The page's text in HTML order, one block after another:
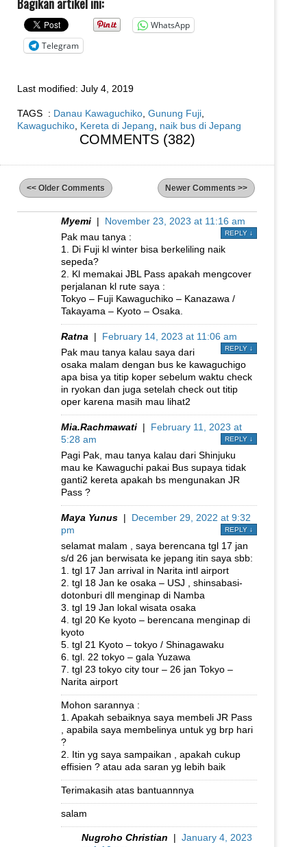
WhatsApp
Telegram
Last modified: July 4, 2019
TAGS : Danau Kawaguchiko Gunung Fuji
Kawaguchiko Kereta di Jepang naik bus di Jepang
COMMENTS (382)
<< Older Comments Newer Comments >>
Myemi | November 23, 2023 at 11:16 am
REPLY ↓
Pak mau tanya :
1. Di Fuji kl winter bisa berkeliling naik
sepeda?
2. Kl memakai JBL Pass apakah mengcover
perjalanan kl rute saya :
Tokyo – Fuji Kawaguchiko – Kanazawa /
Takayama – Kyoto – Osaka.
Ratna | February 14, 2023 at 11:06 am
REPLY ↓
Pak mau tanya kalau saya dari
osaka malam dengan bus ke kawaguchigo
apa bisa ya titip koper sebelum waktu check
in ryokan dan juga setelah check out titip
oper karena masih mau lihat2
Mia.Rachmawati | February 11, 2023 at
5:28 am
REPLY ↓
Pagi Pak, mau tanya kalau dari Shinjuku
mau ke Kawaguchi pakai Bus supaya tidak
ganti2 kereta apakah bs mengunakan JR
Pass ?
Maya Yunus | December 29, 2022 at 9:32
pm
REPLY ↓
selamat malam , saya berencana tgl 17 jan
s/d 26 jan berwisata ke jepang itin saya sbb:
1. tgl 17 Jan arrival in Narita intl airport
2. tgl 18 Jan ke osaka – USJ , shinsabasi-
dotonburi dll menginap di Namba
3. tgl 19 Jan lokal wisata osaka
4. tgl 20 Ke kyoto – berencana menginap di
kyoto
5. tgl 21 Kyoto – tokyo / Shinagawaku
6. tgl. 22 tokyo – gala Yuzawa
7. tgl 23 tokyo city tour – 26 jan Tokyo –
Narita airport
Mohon sarannya :
1. Apakah sebaiknya saya membeli JR Pass
, apabila saya membelinya untuk yg brp hari
?
2. Itin yg saya sampaikan , apakah cukup
effisien ? atau ada saran yg lebih baik
Terimakasih atas bantuannnya
salam
Nugroho Christian | January 4, 2023